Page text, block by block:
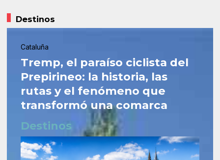
Destinos
Cataluña
Tremp, el paraíso ciclista del
Prepirineo: la historia, las
rutas y el fenómeno que
transformó una comarca
Destinos